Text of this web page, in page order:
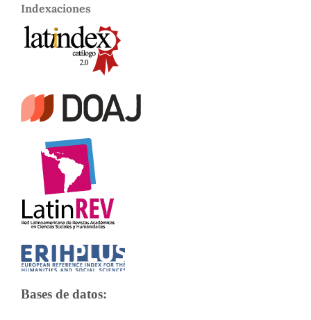
Indexaciones
Bases de datos: